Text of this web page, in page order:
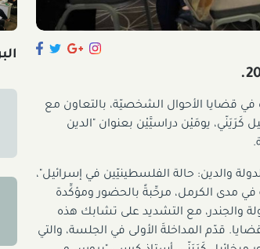
قضايا الأحوال الشخصيّة، بالتعاون مع
كَرَيَنّي، يومَيْن دراسيَّيْن بعنوان "الدين
والدين: حالة الفلسطينيّين في إسرائيل"،
في مدى الكرمل، مرحِّبةً بالحضور ومؤكِّدة
والجندر، مع التشديد على تشابك هذه
قدّم المداخلةَ الأولى في الجلسة، والتي